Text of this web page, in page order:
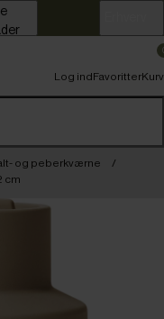
Log indFavoritterKurv
og peberkværne
cm